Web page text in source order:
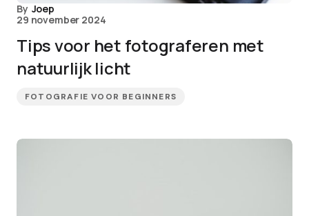
By Joep
29 november 2024
Tips voor het fotograferen met
natuurlijk licht
FOTOGRAFIE VOOR BEGINNERS